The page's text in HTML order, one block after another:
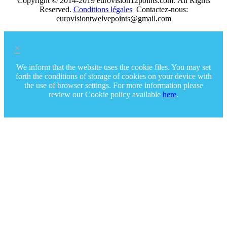
Reserved. Conditions légalesContactez-nous:
eurovisiontwelvepoints@gmail.com
×
We inform that the website uses the cookie files. You may set
forth the conditions of storage of cookies on your device with
the use of browser settings. For more information please
review our Cookie policy available here.